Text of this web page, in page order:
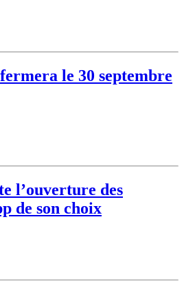
le 30 septembre
l’ouverture des
de son choix